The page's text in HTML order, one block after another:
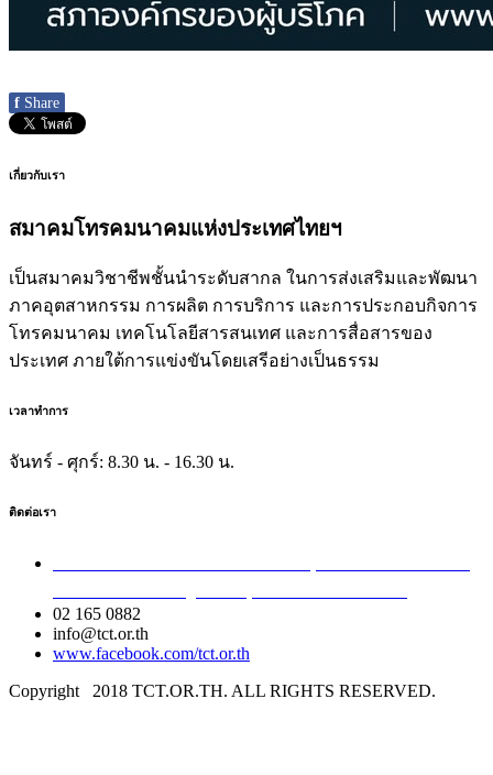
f Share
เกี่ยวกับเรา
สมาคมโทรคมนาคมแห่งประเทศไทยฯ
เป็นสมาคมวิชาชีพชั้นนำระดับสากล ในการส่งเสริมและพัฒนา
ภาคอุตสาหกรรม การผลิต การบริการ และการประกอบกิจการ
โทรคมนาคม เทคโนโลยีสารสนเทศ และการสื่อสารของ
ประเทศ ภายใต้การแข่งขันโดยเสรีอย่างเป็นธรรม
เวลาทำการ
จันทร์ - ศุกร์: 8.30 น. - 16.30 น.
ติดต่อเรา
02 165 0882
info@tct.or.th
www.facebook.com/tct.or.th
Copyright
2018 TCT.OR.TH. ALL RIGHTS RESERVED.